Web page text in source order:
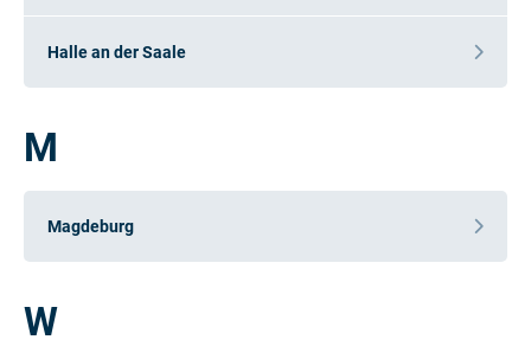
Halle an der Saale
M
Magdeburg
W